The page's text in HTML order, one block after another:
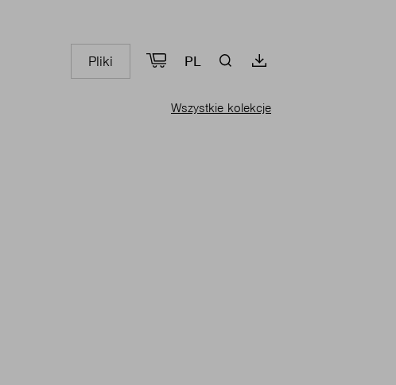
Pliki PL
Wszystkie kolekcje